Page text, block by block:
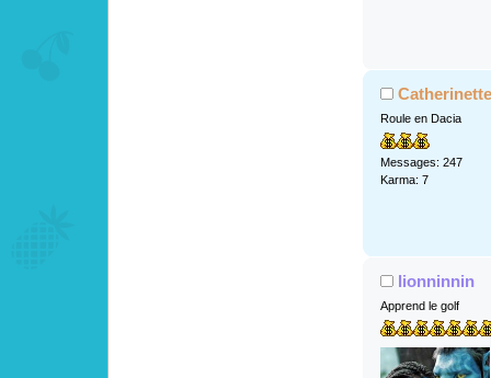
Roule en Dacia
Messages: 247
Karma: 7
lionninnin
Apprend le golf